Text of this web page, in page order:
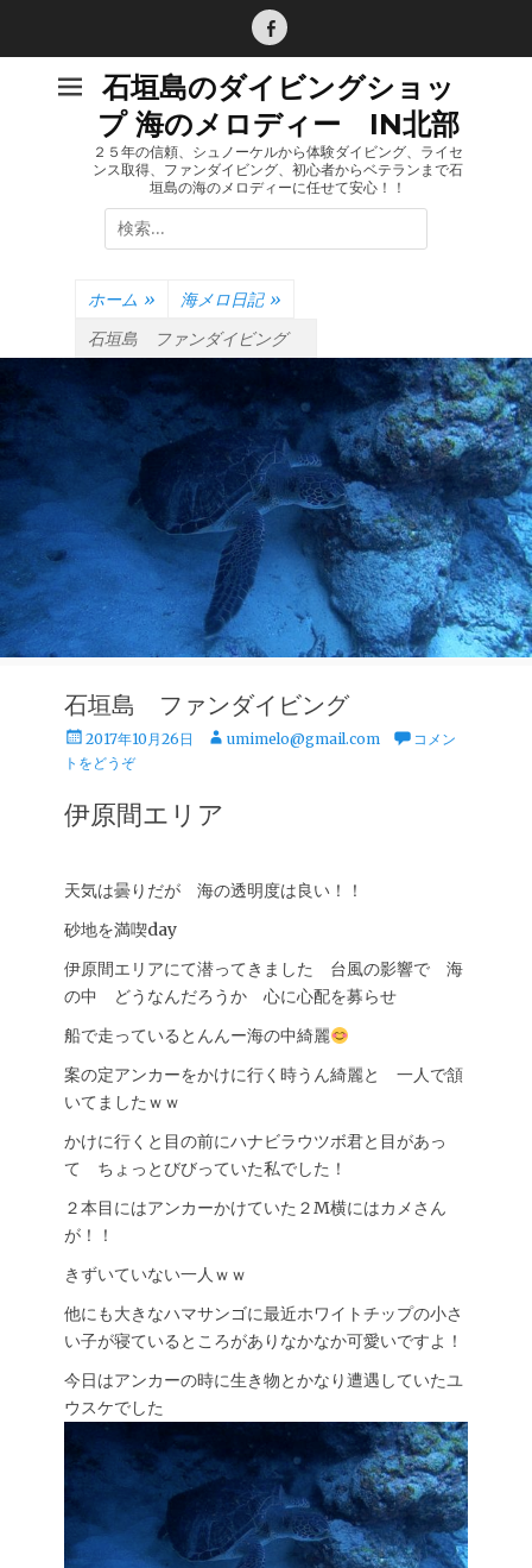
Facebook
石垣島のダイビングショッ
プ 海のメロディー IN北部
２５年の信頼、シュノーケルから体験ダイビング、ライセ
ンス取得、ファンダイビング、初心者からベテランまで石
垣島の海のメロディーに任せて安心！！
検
索:
ホーム » 海メロ日記 »
石垣島 ファンダイビング
石垣島 ファンダイビング
投
稿
2017年10月26日
投 umimelo@gmail.com
コメン
トをどうぞ
伊原間エリア
天気は曇りだが 海の透明度は良い！！
砂地を満喫day
伊原間エリアにて潜ってきました 台風の影響で 海
の中 どうなんだろうか 心に心配を募らせ
船で走っているとんんー海の中綺麗
案の定アンカーをかけに行く時うん綺麗と 一人で頷
いてましたｗｗ
かけに行くと目の前にハナビラウツボ君と目があっ
て ちょっとびびっていた私でした！
２本目にはアンカーかけていた２M横にはカメさん
が！！
きずいていない一人ｗｗ
他にも大きなハマサンゴに最近ホワイトチップの小さ
い子が寝ているところがありなかなか可愛いですよ！
今日はアンカーの時に生き物とかなり遭遇していたユ
ウスケでした